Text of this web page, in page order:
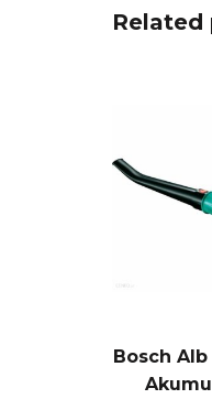
Related
Bosch Alb